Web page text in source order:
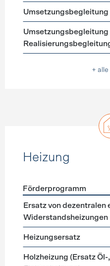
Umsetzungsbegleitung
+
Heizung
Förderprogramme
Förderprogramm
Ersatz von dezentralen
Widerstandsheizungen
Heizungsersatz
Holzheizung (Ersatz Öl-